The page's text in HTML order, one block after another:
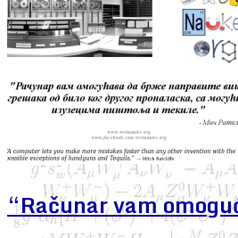
“Računar vam